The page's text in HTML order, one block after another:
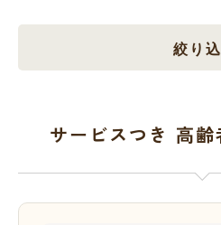
絞り
サービスつき 高